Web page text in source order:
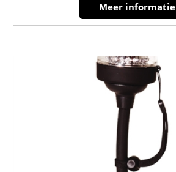
Meer informatie